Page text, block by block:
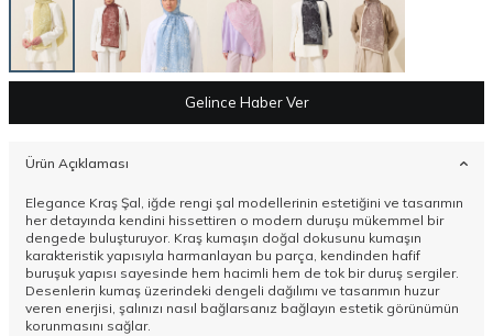
Gelince Haber Ver
Ürün Açıklaması
Elegance Kraş Şal, iğde rengi şal modellerinin estetiğini ve tasarımın
her detayında kendini hissettiren o modern duruşu mükemmel bir
dengede buluşturuyor. Kraş kumaşın doğal dokusunu kumaşın
karakteristik yapısıyla harmanlayan bu parça, kendinden hafif
buruşuk yapısı sayesinde hem hacimli hem de tok bir duruş sergiler.
Desenlerin kumaş üzerindeki dengeli dağılımı ve tasarımın huzur
veren enerjisi, şalınızı nasıl bağlarsanız bağlayın estetik görünümün
korunmasını sağlar.